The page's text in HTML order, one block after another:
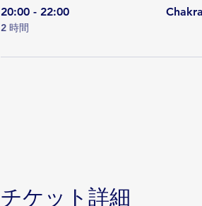
20:00 - 22:00
2 時間
チケット詳細